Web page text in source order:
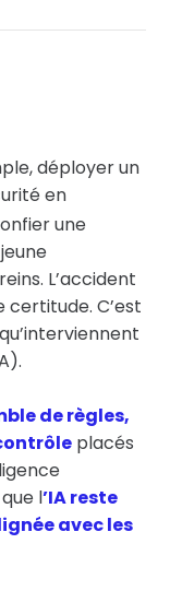
déployer un
en
une
L’accident
certitude. C’est
de règles,
placés
l’IA reste
avec les